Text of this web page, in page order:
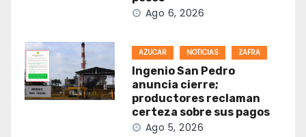
Ago 6, 2026
AZUCAR NOTICIAS ZAFRA
Ingenio San Pedro
anuncia cierre;
productores reclaman
certeza sobre sus pagos
Ago 5, 2026